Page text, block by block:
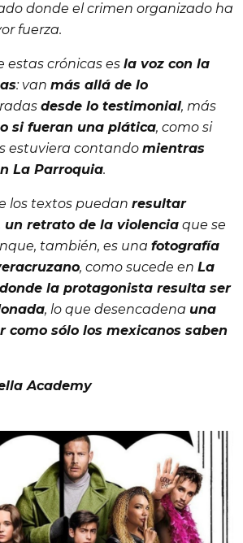
donde el crimen organizado ha
fuerza.
estas crónicas es la voz con la
: van más allá de lo
desde lo testimonial, más
si fueran una plática, como si
estuviera contando mientras
La Parroquia.
los textos puedan resultar
un retrato de la violencia que se
también, es una fotografía
, como sucede en La
donde la protagonista resulta ser
, lo que desencadena una
como sólo los mexicanos saben
Academy